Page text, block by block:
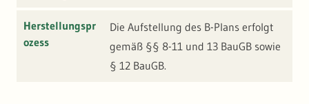
Herstellungspr
ozess
Die Aufstellung des B-Plans erfolgt
gemäß §§ 8-11 und 13 BauGB sowie
§ 12 BauGB.